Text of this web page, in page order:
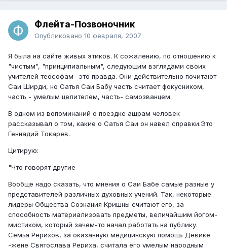
Флейта-Позвоночник
Опубликовано 10 февраля, 2007
Я была на сайте живых этиков. К сожалению, по отношению к
"чистым", "принципиальным", следующим взглядами своих
учителей теософам- это правда. Они действительно почитают
Саи Ширди, но Сатья Саи Бабу часть считает фокусником,
часть - умелым целителем, часть- самозванцем.
В одном из вопоминаний о поездке ашрам человек
рассказывал о том, какие о Сатья Саи он навел справки.Это
Геннадий Токарев.
Цитирую:
"Что говорят другие
Вообще надо сказать, что мнения о Саи Бабе самые разные у
представителей различных духовных учений. Так, некоторые
лидеры Общества Сознания Кришны считают его, за
способность материализовать предметы, величайшим йогом-
мистиком, который зачем-то начал работать на публику.
Семья Рерихов, за оказанную медицинскую помощь Девике
-жене Святослава Рериха, считала его умелым народным